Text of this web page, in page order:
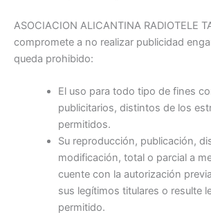
ASOCIACION ALICANTINA RADIOTELE
compromete a no realizar publicidad
queda prohibido:
El uso para todo tipo de fines
publicitarios, distintos de los
permitidos.
Su reproducción, publicación,
modificación, total o parcial a
cuente con la autorización
sus legítimos titulares o resulte
permitido.